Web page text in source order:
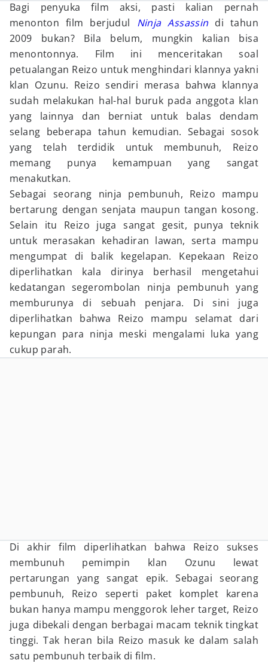
Bagi penyuka film aksi, pasti kalian pernah
menonton film berjudul Ninja Assassin di tahun
2009 bukan? Bila belum, mungkin kalian bisa
menontonnya. Film ini menceritakan soal
petualangan Reizo untuk menghindari klannya yakni
klan Ozunu. Reizo sendiri merasa bahwa klannya
sudah melakukan hal-hal buruk pada anggota klan
yang lainnya dan berniat untuk balas dendam
selang beberapa tahun kemudian. Sebagai sosok
yang telah terdidik untuk membunuh, Reizo
memang punya kemampuan yang sangat
menakutkan.
Sebagai seorang ninja pembunuh, Reizo mampu
bertarung dengan senjata maupun tangan kosong.
Selain itu Reizo juga sangat gesit, punya teknik
untuk merasakan kehadiran lawan, serta mampu
mengumpat di balik kegelapan. Kepekaan Reizo
diperlihatkan kala dirinya berhasil mengetahui
kedatangan segerombolan ninja pembunuh yang
memburunya di sebuah penjara. Di sini juga
diperlihatkan bahwa Reizo mampu selamat dari
kepungan para ninja meski mengalami luka yang
cukup parah.
Di akhir film diperlihatkan bahwa Reizo sukses
membunuh pemimpin klan Ozunu lewat
pertarungan yang sangat epik. Sebagai seorang
pembunuh, Reizo seperti paket komplet karena
bukan hanya mampu menggorok leher target, Reizo
juga dibekali dengan berbagai macam teknik tingkat
tinggi. Tak heran bila Reizo masuk ke dalam salah
satu pembunuh terbaik di film.